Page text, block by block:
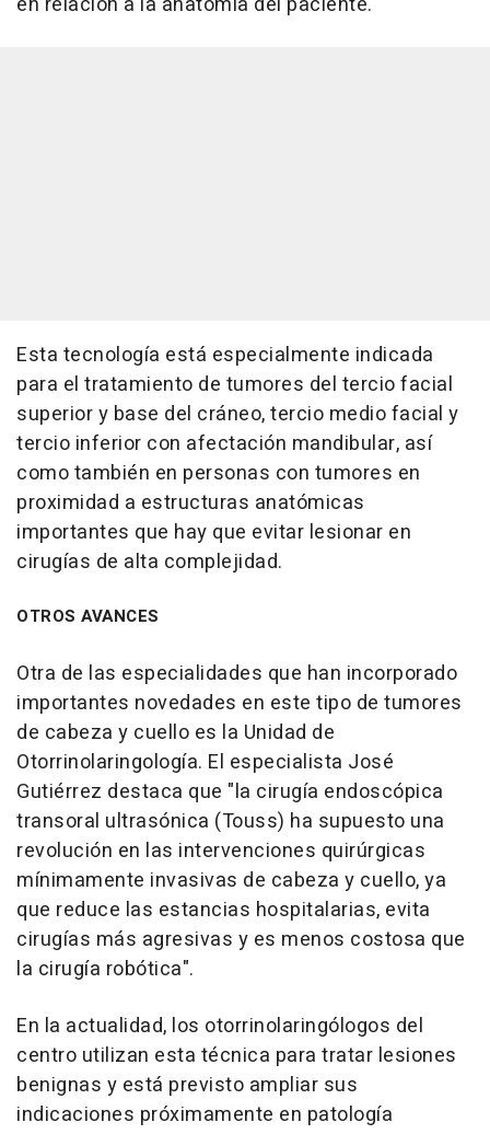
Esta tecnología está especialmente indicada
para el tratamiento de tumores del tercio facial
superior y base del cráneo, tercio medio facial y
tercio inferior con afectación mandibular, así
como también en personas con tumores en
proximidad a estructuras anatómicas
importantes que hay que evitar lesionar en
cirugías de alta complejidad.
OTROS AVANCES
Otra de las especialidades que han incorporado
importantes novedades en este tipo de tumores
de cabeza y cuello es la Unidad de
Otorrinolaringología. El especialista José
Gutiérrez destaca que "la cirugía endoscópica
transoral ultrasónica (Touss) ha supuesto una
revolución en las intervenciones quirúrgicas
mínimamente invasivas de cabeza y cuello, ya
que reduce las estancias hospitalarias, evita
cirugías más agresivas y es menos costosa que
la cirugía robótica".
En la actualidad, los otorrinolaringólogos del
centro utilizan esta técnica para tratar lesiones
benignas y está previsto ampliar sus
indicaciones próximamente en patología